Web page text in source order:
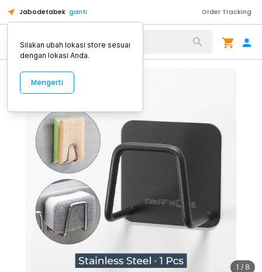
Jabodetabek ganti Order Tracking
Alat Kopi
1 / 8
Silakan ubah lokasi store sesuai
dengan lokasi Anda.
Mengerti